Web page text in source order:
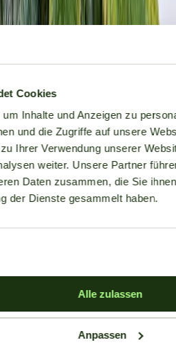
Cookies
Inhalte und Anzeigen zu
und die Zugriffe auf unsere
Ihrer Verwendung unserer
weiter. Unsere Partner
Daten zusammen, die Sie
der Dienste gesammelt haben.
Alle zulassen
Anpassen